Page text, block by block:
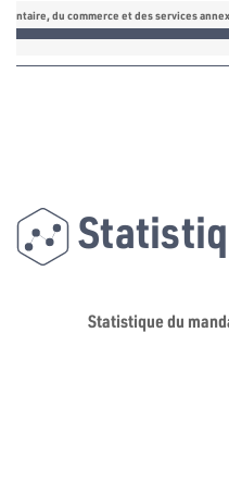
du commerce et des services
Statistique du